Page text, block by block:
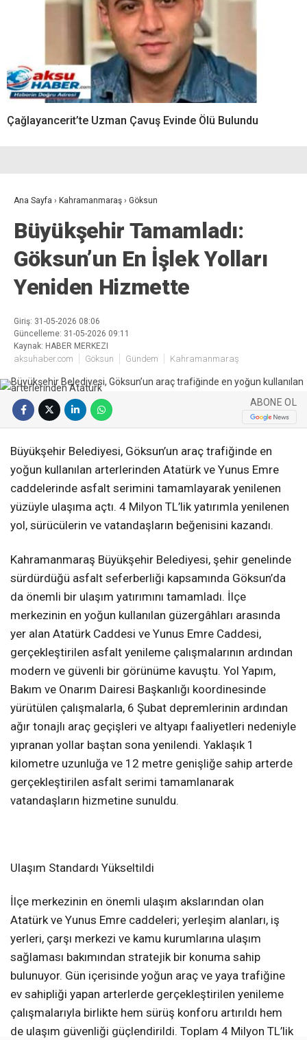
Çağlayancerit’te Uzman Çavuş Evinde Ölü Bulundu
Ana Sayfa › Kahramanmaraş › Göksun
Büyükşehir Tamamladı:
Göksun’un En İşlek Yolları
Yeniden Hizmette
Giriş: 31-05-2026 08:06
Güncelleme: 31-05-2026 09:11
Kaynak: HABER MERKEZI
aksuhaber.com Göksun Gündem Kahramanmaraş
ABONE OL
Büyükşehir Belediyesi, Göksun’un araç trafiğinde en
yoğun kullanılan arterlerinden Atatürk ve Yunus Emre
caddelerinde asfalt serimini tamamlayarak yenilenen
yüzüyle ulaşıma açtı. 4 Milyon TL’lik yatırımla yenilenen
yol, sürücülerin ve vatandaşların beğenisini kazandı.
Kahramanmaraş Büyükşehir Belediyesi, şehir genelinde
sürdürdüğü asfalt seferberliği kapsamında Göksun’da
da önemli bir ulaşım yatırımını tamamladı. İlçe
merkezinin en yoğun kullanılan güzergâhları arasında
yer alan Atatürk Caddesi ve Yunus Emre Caddesi,
gerçekleştirilen asfalt yenileme çalışmalarının ardından
modern ve güvenli bir görünüme kavuştu. Yol Yapım,
Bakım ve Onarım Dairesi Başkanlığı koordinesinde
yürütülen çalışmalarla, 6 Şubat depremlerinin ardından
ağır tonajlı araç geçişleri ve altyapı faaliyetleri nedeniyle
yıpranan yollar baştan sona yenilendi. Yaklaşık 1
kilometre uzunluğa ve 12 metre genişliğe sahip arterde
gerçekleştirilen asfalt serimi tamamlanarak
vatandaşların hizmetine sunuldu.
Ulaşım Standardı Yükseltildi
İlçe merkezinin en önemli ulaşım akslarından olan
Atatürk ve Yunus Emre caddeleri; yerleşim alanları, iş
yerleri, çarşı merkezi ve kamu kurumlarına ulaşım
sağlaması bakımından stratejik bir konuma sahip
bulunuyor. Gün içerisinde yoğun araç ve yaya trafiğine
ev sahipliği yapan arterlerde gerçekleştirilen yenileme
çalışmalarıyla birlikte hem sürüş konforu artırıldı hem
de ulaşım güvenliği güçlendirildi. Toplam 4 Milyon TL’lik